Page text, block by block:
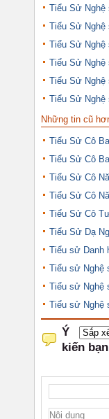
Tiểu Sử
Tiểu Sử Nghệ
Tiểu Sử Nghệ
Tiểu Sử Nghệ
Tiểu Sử Nghệ
Tiểu Sử Nghệ
Những tin cũ
Tiểu Sử Cô
Tiểu Sử Cô
Tiểu Sử Cô
Tiểu Sử Cô
Tiểu Sử Cô
Tiểu Sử Dạ
Tiểu sử Danh
Tiểu sử Nghệ
Tiểu sử Nghệ
Tiểu sử Nghệ